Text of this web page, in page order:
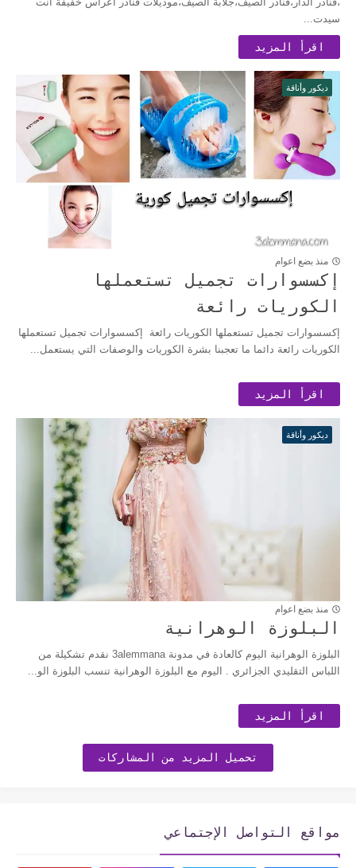
سيدت...
اقرأ المزيد
ديكور وأناقة
منذ بضع اعوام
إكسسوارات تجميل تستعملها
الكوريات رائعة
إكسسوارات تجميل تستعملها الكوريات رائعة إكسسوارات تجميل تستعملها
الكوريات رائعة دائما ما تعجبنا بشرة الكوريات والوصفات التي يستعمل...
اقرأ المزيد
ديكور وأناقة
منذ بضع اعوام
البلوزة الوهرانية
البلوزة الوهرانية اليوم كالعادة في مدونة 3alemmana نقدم تشكيلة من
اللباس التقليدي الجزائري . اليوم مع البلوزة الوهرانية تنسب البلوزة الو...
اقرأ المزيد
تحميل المزيد من المشاركات
مواقع التواصل الإجتماعي